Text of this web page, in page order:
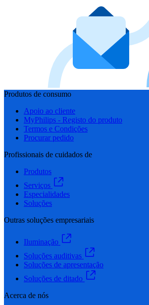
Produtos de consumo
Apoio ao cliente
MyPhilips - Registo do produto
Termos e Condições
Procurar pedido
Profissionais de cuidados de
Produtos
Serviços
Especialidades
Soluções
Outras soluções empresariais
Iluminação
Soluções auditivas
Soluções de apresentação
Soluções de ditado
Acerca de nós